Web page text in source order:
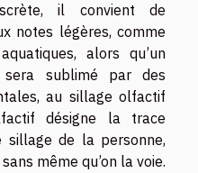
il convient de
notes légères, comme
alors qu’un
sera sublimé par des
au sillage olfactif
désigne la trace
sillage de la personne,
même qu’on la voie.